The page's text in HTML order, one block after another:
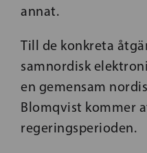
annat.
Till de konkreta
samnordisk
en gemensam
Blomqvist kommer
regeringsperioden.